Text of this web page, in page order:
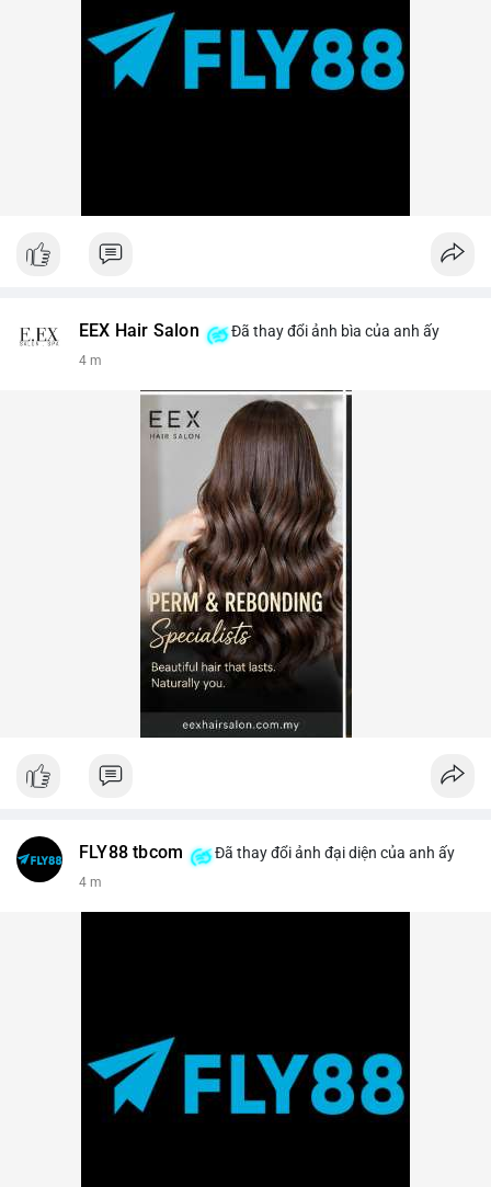
EEX Hair Salon Đã thay đổi ảnh bìa của anh ấy
4 m
FLY88 tbcom Đã thay đổi ảnh đại diện của anh ấy
4 m